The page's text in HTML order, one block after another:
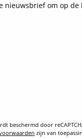
nieuwsbrief om op
beschermd door
zijn van